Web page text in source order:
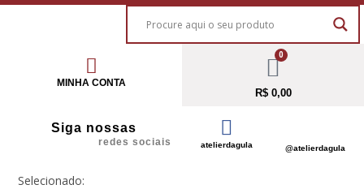
MINHA CONTA
0
R$0,00
Siga nossas
redes sociais atelierdagula @atelierdagula
Selecionado: